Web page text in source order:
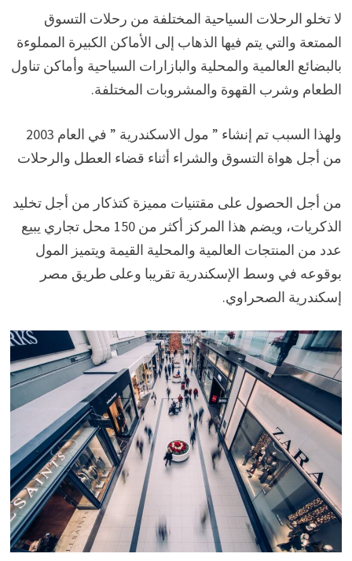
لا تخلو الرحلات السياحية المختلفة من رحلات التسوق
الممتعة والتي يتم فيها الذهاب إلى الأماكن الكبيرة المملوءة
بالبضائع العالمية والمحلية والبازارات السياحية وأماكن تناول
الطعام وشرب القهوة والمشروبات المختلفة.
ولهذا السبب تم إنشاء ” مول الاسكندرية ” في العام 2003
من أجل هواة التسوق والشراء أثناء قضاء العطل والرحلات
من أجل الحصول على مقتنيات مميزة كتذكار من أجل تخليد
الذكريات، ويضم هذا المركز أكثر من 150 محل تجاري يبيع
عدد من المنتجات العالمية والمحلية القيمة ويتميز المول
بوقوعه في وسط الإسكندرية تقريبا وعلى طريق مصر
إسكندرية الصحراوي.